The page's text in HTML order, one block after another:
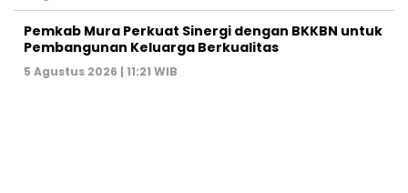
Pemkab Mura Perkuat Sinergi dengan BKKBN untuk
Pembangunan Keluarga Berkualitas
5 Agustus 2026 | 11:21 WIB